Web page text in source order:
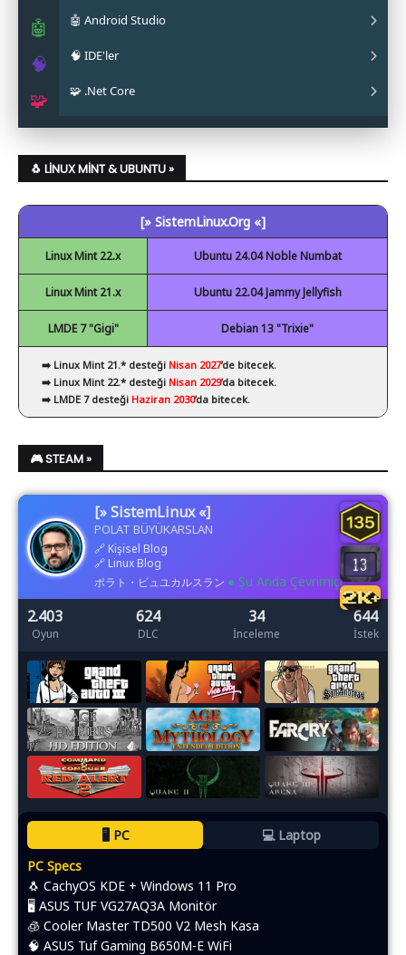
🤖
🧠
🧩
✔ La Capitaine
✔ Papirus
✔ Obsidian
✔ Mainline
✔ Oracle JAVA
✔ OpenJDK
🤖 Android Studio
✔ Android Studio
🧠 IDE'ler
✔ Eclipse
✔ Code::Blocks
✔ NetBeans
✔ Visual Studio Code
🧩 .Net Core
✔ .Net Core Kurulumu
🐧 LINUX MINT & UBUNTU »
[» SistemLinux.Org «]
Linux Mint 22.x Ubuntu 24.04 Noble Numbat
Linux Mint 21.x Ubuntu 22.04 Jammy Jellyfish
LMDE 7 "Gigi" Debian 13 "Trixie"
➡️ Linux Mint 21.* desteği Nisan 2027’de bitecek.
➡️ Linux Mint 22.* desteği Nisan 2029’da bitecek.
➡️ LMDE 7 desteği Haziran 2030’da bitecek.
🎮 STEAM »
[» SistemLinux «]
POLAT BÜYÜKARSLAN
🔗 Kişisel Blog
🔗 Linux Blog
ポラト・ビュユカルスラン ● Şu Anda Çevrimiçi
2.403
Oyun
624
DLC
34
İnceleme
644
İstek
🖥️ PC
💻 Laptop
PC Specs
🐧 CachyOS KDE + Windows 11 Pro
🖥️ ASUS TUF VG27AQ3A Monitör
🧊 Cooler Master TD500 V2 Mesh Kasa
🧠 ASUS Tuf Gaming B650M-E WiFi